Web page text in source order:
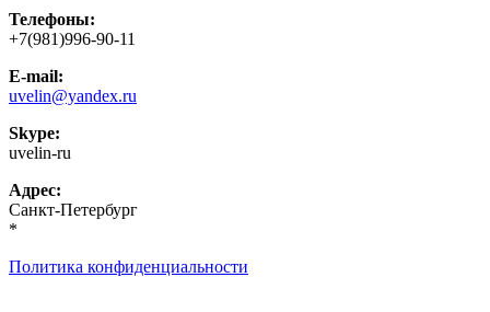
Телефоны:
+7(981)996-90-11
E-mail:
uvelin@yandex.ru
Skype:
uvelin-ru
Адрес:
Санкт-Петербург
*
Политика конфиденциальности